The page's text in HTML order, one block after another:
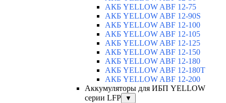
АКБ YELLOW ABF 12-75
АКБ YELLOW ABF 12-90S
АКБ YELLOW ABF 12-100
АКБ YELLOW ABF 12-105
АКБ YELLOW ABF 12-125
АКБ YELLOW ABF 12-150
АКБ YELLOW ABF 12-180
АКБ YELLOW ABF 12-180Т
АКБ YELLOW ABF 12-200
Аккумуляторы для ИБП YELLOW
серии LFP
▼